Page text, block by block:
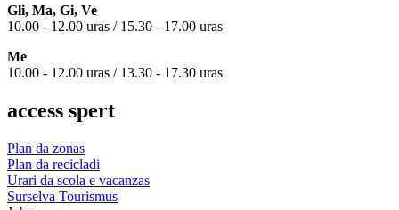
Gli, Ma, Gi, Ve
10.00 - 12.00 uras / 15.30 - 17.00 uras
Me
10.00 - 12.00 uras / 13.30 - 17.30 uras
access spert
Plan da zonas
Plan da recicladi
Urari da scola e vacanzas
Surselva Tourismus